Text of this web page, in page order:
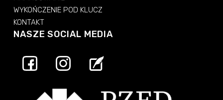
WYKOŃCZENIE POD KLUCZ
KONTAKT
NASZE SOCIAL MEDIA